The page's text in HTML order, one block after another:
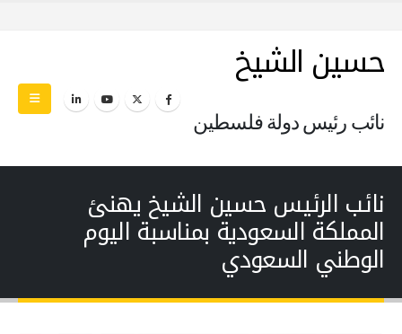
حسين الشيخ
نائب رئيس دولة فلسطين
نائب الرئيس حسين الشيخ يهنئ
المملكة السعودية بمناسبة اليوم
الوطني السعودي